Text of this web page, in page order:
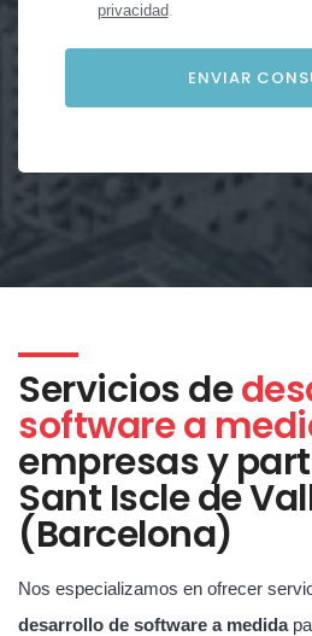
privacidad.
Servicios de
software a
empresas y
Sant Iscle de
(Barcelona)
Nos especializamos en ofrecer
desarrollo de software a medida